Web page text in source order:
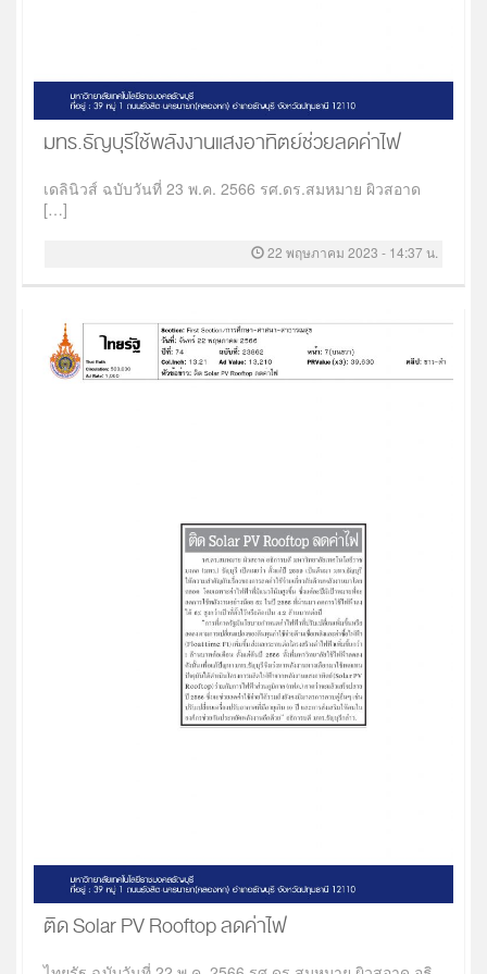
มทร.ธัญบุรีใช้พลังงานแสงอาทิตย์ช่วยลดค่าไฟ
เดลินิวส์ ฉบับวันที่ 23 พ.ค. 2566 รศ.ดร.สมหมาย ผิวสอาด
[…]
22 พฤษภาคม 2023 - 14:37 น.
ติด Solar PV Rooftop ลดค่าไฟ